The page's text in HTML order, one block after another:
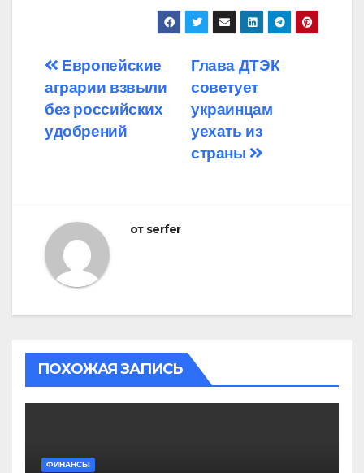
Навигация
по
записям
Глава ДТЭК
советует
украинцам
уехать из
страны
Европейские
аграрии взвыли
без российских
удобрений
от serfer
ПОХОЖАЯ ЗАПИСЬ
ФИНАНСЫ